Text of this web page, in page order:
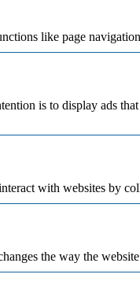
like page
is to display ads
with websites by
the way the